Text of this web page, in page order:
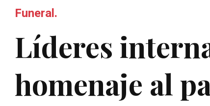
Funeral.
Líderes
homenaje al